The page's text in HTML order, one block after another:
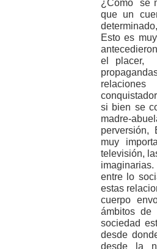
¿Cómo se
que un
Esto es
el placer,
si bien se
madre-
perversión,
muy
televisión,
entre lo
estas
cuerpo
ámbitos
sociedad
desde
desde la